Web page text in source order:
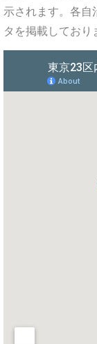
示されます。各自
タを掲載しており